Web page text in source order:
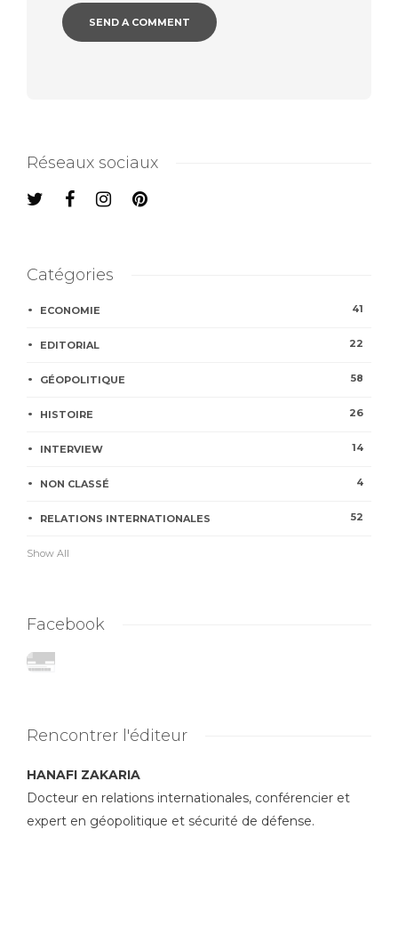
Réseaux sociaux
Catégories
ECONOMIE 41
EDITORIAL 22
GÉOPOLITIQUE 58
HISTOIRE 26
INTERVIEW 14
NON CLASSÉ 4
RELATIONS INTERNATIONALES 52
Show All
Facebook
Rencontrer l'éditeur
HANAFI ZAKARIA
Docteur en relations internationales, conférencier et
expert en géopolitique et sécurité de défense.